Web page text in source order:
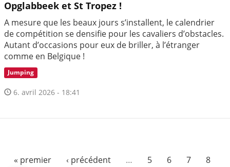
Opglabbeek et St Tropez !
A mesure que les beaux jours s’installent, le calendrier
de compétition se densifie pour les cavaliers d’obstacles.
Autant d’occasions pour eux de briller, à l’étranger
comme en Belgique !
Jumping
6. avril 2026 - 18:41
« premier ‹ précédent … 5 6 7
8